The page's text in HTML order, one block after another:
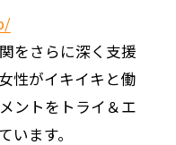
をさらに深く支援
性がイキイキと働
ントをトライ＆エ
います。